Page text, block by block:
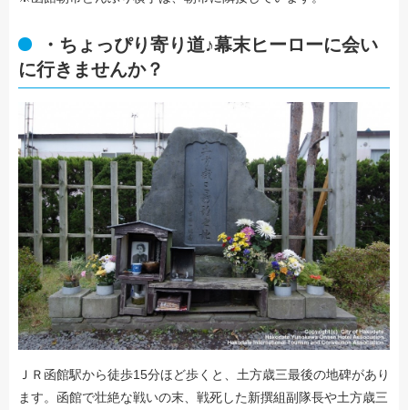
・ちょっぴり寄り道♪幕末ヒーローに会い
に行きませんか？
ＪＲ函館駅から徒歩15分ほど歩くと、土方歳三最後の地碑があり
ます。函館で壮絶な戦いの末、戦死した新撰組副隊長や土方歳三